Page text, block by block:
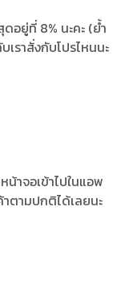
ดอยู่ที่ 8% นะคะ (ย้ำ
เราสั่งกับโปรไหนนะ
าจอเข้าไปในแอพ
ตามปกติได้เลยนะ